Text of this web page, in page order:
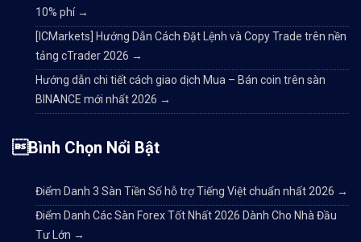
10% phí →
[ICMarkets] Hướng Dẫn Cách Đặt Lệnh và Copy Trade trên nền
tảng cTrader 2026 →
Hướng dẫn chi tiết cách giao dịch Mua – Bán coin trên sàn
BINANCE mới nhất 2026 →
Bình Chọn Nổi Bật
Điểm Danh 3 Sàn Tiền Số hỗ trợ Tiếng Việt chuẩn nhất 2026 →
Điểm Danh Các Sàn Forex Tốt Nhất 2026 Dành Cho Nhà Đầu
Tư Lớn →